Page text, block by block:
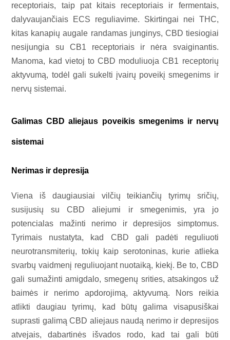
receptoriais, taip pat kitais receptoriais ir fermentais,
dalyvaujančiais ECS reguliavime. Skirtingai nei THC,
kitas kanapių augale randamas junginys, CBD tiesiogiai
nesijungia su CB1 receptoriais ir nėra svaiginantis.
Manoma, kad vietoj to CBD moduliuoja CB1 receptorių
aktyvumą, todėl gali sukelti įvairų poveikį smegenims ir
nervų sistemai.
Galimas CBD aliejaus poveikis smegenims ir nervų
sistemai
Nerimas ir depresija
Viena iš daugiausiai vilčių teikiančių tyrimų sričių,
susijusių su CBD aliejumi ir smegenimis, yra jo
potencialas mažinti nerimo ir depresijos simptomus.
Tyrimais nustatyta, kad CBD gali padėti reguliuoti
neurotransmiterių, tokių kaip serotoninas, kurie atlieka
svarbų vaidmenį reguliuojant nuotaiką, kiekį. Be to, CBD
gali sumažinti amigdalo, smegenų srities, atsakingos už
baimės ir nerimo apdorojimą, aktyvumą. Nors reikia
atlikti daugiau tyrimų, kad būtų galima visapusiškai
suprasti galimą CBD aliejaus naudą nerimo ir depresijos
atvejais, dabartinės išvados rodo, kad tai gali būti